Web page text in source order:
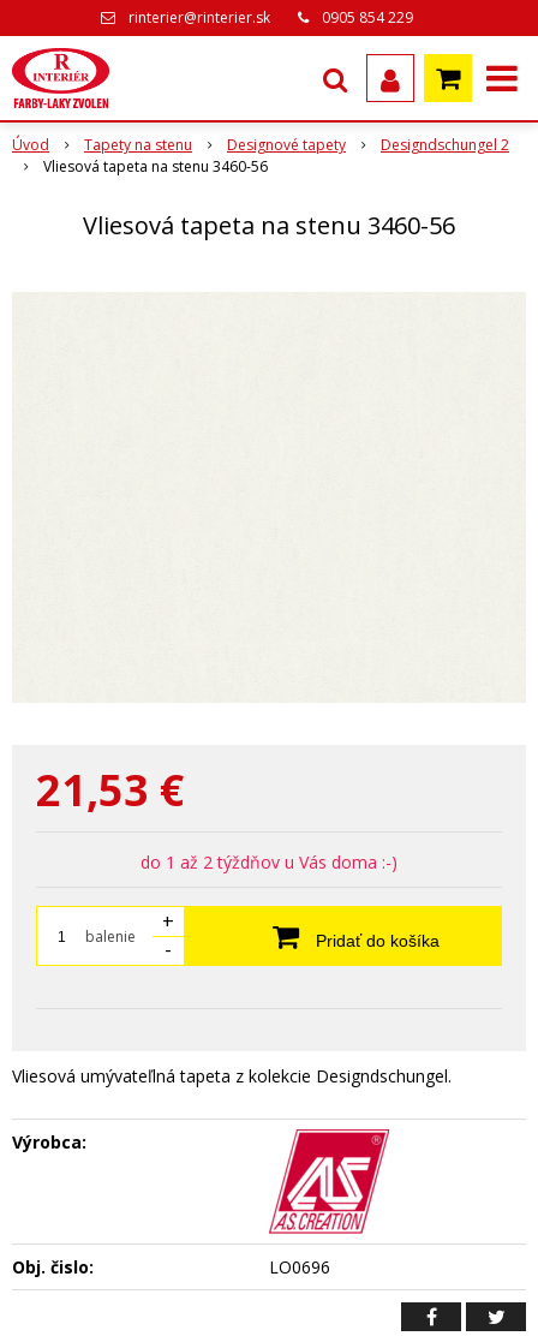
rinterier@rinterier.sk 0905 854 229
Úvod Tapety na stenu Designové tapety
Designdschungel 2
Vliesová tapeta na stenu 3460-56
Vliesová tapeta na stenu 3460-56
21,53 €
do 1 až 2 týždňov u Vás doma :-)
balenie
+
-
Pridať do košíka
Vliesová umývateľlná tapeta z kolekcie Designdschungel.
Výrobca:
Obj. čislo: LO0696